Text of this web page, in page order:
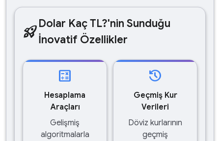
rocket_launchDolar Kaç TL?'nin Sunduğu
İnovatif Özellikler
calculate
Hesaplama
Araçları
Gelişmiş
algoritmalarla
history
Geçmiş Kur
Verileri
Döviz kurlarının
geçmiş